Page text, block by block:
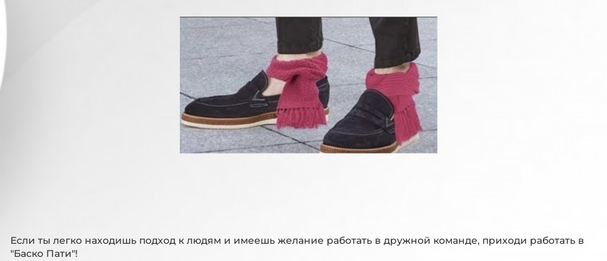
Если ты легко находишь подход к людям и имеешь желание работать в дружной команде, приходи работать в
"Баско Пати"!